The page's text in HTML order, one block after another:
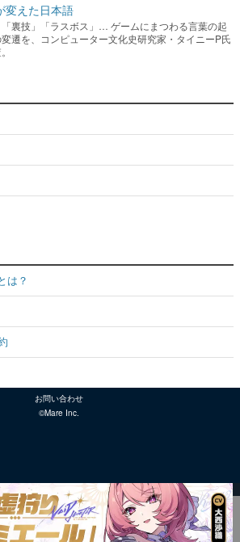
変えた日本語
「裏技」「ラスボス」… ゲームにまつわる言葉の起
遷を、コンピューター文化史研究家・タイニーP氏
は？
お問い合わせ
©Mare Inc.